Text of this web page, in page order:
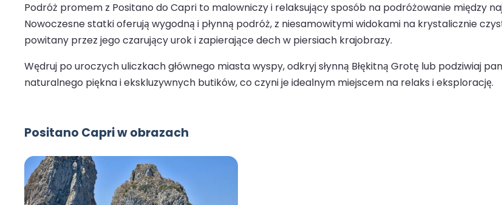
Podróż promem z Positano do Capri to malowniczy i relaksujący sposób na podróżowanie między
Nowoczesne statki oferują wygodną i płynną podróż, z niesamowitymi widokami na krystalicznie
powitany przez jego czarujący urok i zapierające dech w piersiach krajobrazy.
Wędruj po uroczych uliczkach głównego miasta wyspy, odkryj słynną Błękitną Grotę lub podziwiaj
naturalnego piękna i ekskluzywnych butików, co czyni je idealnym miejscem na relaks i eksplorację.
Positano Capri w obrazach